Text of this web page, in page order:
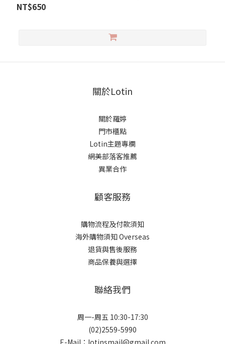
NT$650
關於Lotin
關於羅婷
門市櫃點
Lotin主題專欄
網美部落客推薦
異業合作
顧客服務
購物流程及付款須知
海外購物須知 Overseas
退貨與售後服務
商品保養與選擇
聯絡我們
周一-周五 10:30-17:30
(02)2559-5990
E-Mail：lotinsmail@gmail.com